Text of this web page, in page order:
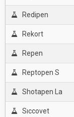
Redipen
Rekort
Repen
Reptopen S
Shotapen La
Sıccovet